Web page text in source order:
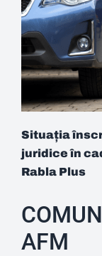
Situația
juridice în
Rabla Plus
AFM